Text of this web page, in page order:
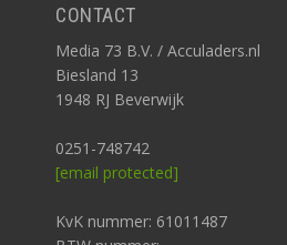
CONTACT
Media 73 B.V. / Acculaders.nl
Biesland 13
1948 RJ Beverwijk
0251-748742
[email protected]
KvK nummer: 61011487